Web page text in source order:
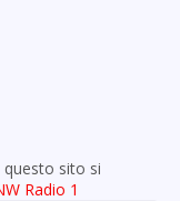
questo sito si
Radio 1